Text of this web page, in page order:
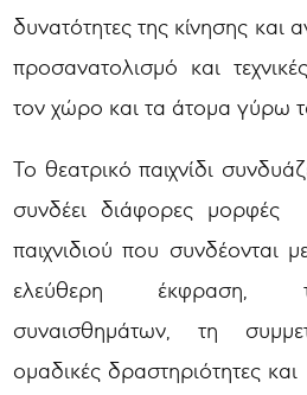
δυνατότητες της κίνησης και
προσανατολισμό και
τον χώρο και τα άτομα γύρω
Το θεατρικό παιχνίδι
συνδέει διάφορες μορφές
παιχνιδιού που συνδέονται
ελεύθερη έκφραση,
συναισθημάτων, τη
ομαδικές δραστηριότητες